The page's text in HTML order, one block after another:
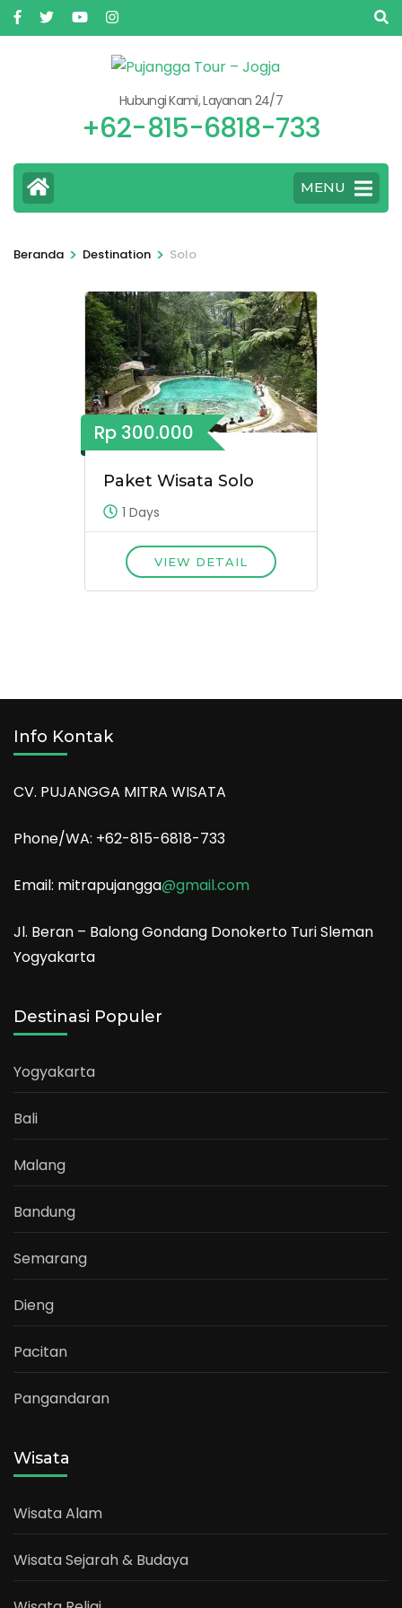
Skip
to
Hubungi Kami, Layanan 24/7
+62-815-6818-733
MENU
Beranda > Destination > Solo
Rp 300.000
Paket Wisata Solo
1 Days
VIEW DETAIL
Info Kontak
CV. PUJANGGA MITRA WISATA
Phone/WA: +62-815-6818-733
Email: mitrapujangga@gmail.com
Jl. Beran – Balong Gondang Donokerto Turi Sleman
Yogyakarta
Destinasi Populer
Yogyakarta
Bali
Malang
Bandung
Semarang
Dieng
Pacitan
Pangandaran
Wisata
Wisata Alam
Wisata Sejarah & Budaya